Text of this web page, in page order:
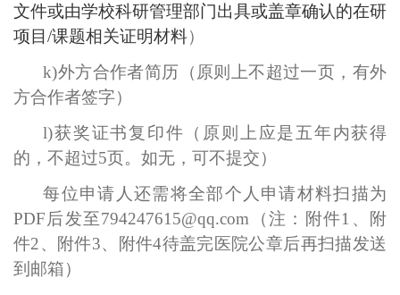
文件或由学校科研管理部门出具或盖章确认的在研
项目/课题相关证明材料）
k)外方合作者简历（原则上不超过一页，有外
方合作者签字）
l)获奖证书复印件（原则上应是五年内获得
的，不超过5页。如无，可不提交）
每位申请人还需将全部个人申请材料扫描为
PDF 后发至794247615@qq.com （注：附件1 、附
件2、附件3、附件4待盖完医院公章后再扫描发送
到邮箱）